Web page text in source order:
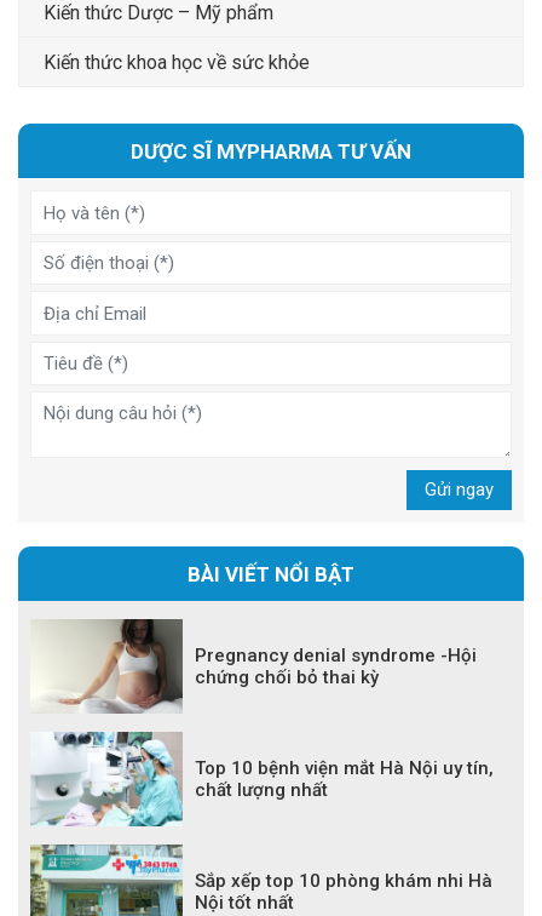
Kiến thức Dược – Mỹ phẩm
Kiến thức khoa học về sức khỏe
DƯỢC SĨ MYPHARMA TƯ VẤN
Gửi ngay
BÀI VIẾT NỔI BẬT
Pregnancy denial syndrome -Hội
chứng chối bỏ thai kỳ
Top 10 bệnh viện mắt Hà Nội uy tín,
chất lượng nhất
Sắp xếp top 10 phòng khám nhi Hà
Nội tốt nhất